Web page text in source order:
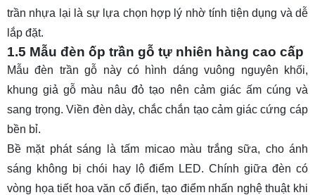
trần nhựa lại là sự lựa chọn hợp lý nhờ tính tiện dụng và dễ
lắp đặt.
1.5 Mẫu đèn ốp trần gỗ tự nhiên hàng cao cấp
Mẫu đèn trần gỗ này có hình dáng vuông nguyên khối,
khung giả gỗ màu nâu đỏ tạo nên cảm giác ấm cúng và
sang trọng. Viền đèn dày, chắc chắn tạo cảm giác cứng cáp
bền bỉ.
Bề mặt phát sáng là tấm micao màu trắng sữa, cho ánh
sáng không bị chói hay lộ điểm LED. Chính giữa đèn có
vòng họa tiết hoa văn cổ điển, tạo điểm nhấn nghệ thuật khi